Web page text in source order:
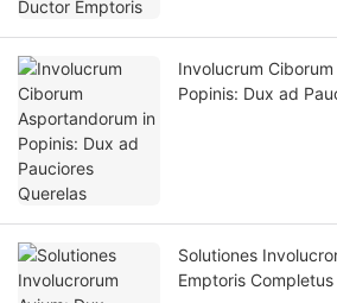
Involucrum
Popinis: Dux ad
Solutiones
Emptoris Completus